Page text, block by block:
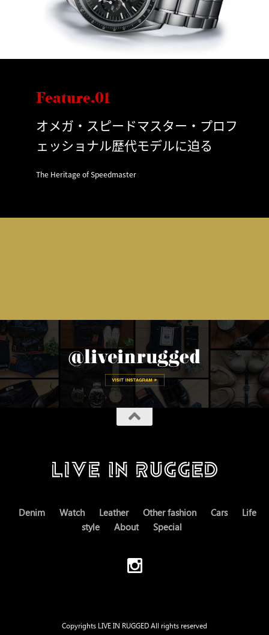
Feature.01
オメガ・スピードマスター・プロフ
ェッショナル歴代モデルに迫る
The Heritage of Speedmaster
Denim Watch Leather Other fashion Cars
Life
style
About Special
Copyrights LIVE IN RUGGED All rights reserved